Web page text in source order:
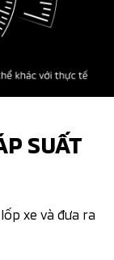
SUẤT
xe và đưa ra